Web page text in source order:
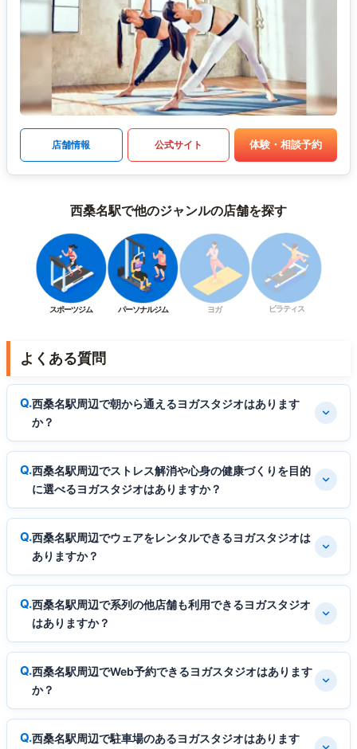
店舗情報 公式サイト 体験・相談予約
西桑名駅で他のジャンルの店舗を探す
スポーツジム パーソナルジム ヨガ ピラティス
よくある質問
西桑名駅周辺で朝から通えるヨガスタジオはあります
か？
西桑名駅周辺でストレス解消や心身の健康づくりを目的
に選べるヨガスタジオはありますか？
西桑名駅周辺でウェアをレンタルできるヨガスタジオは
ありますか？
西桑名駅周辺で系列の他店舗も利用できるヨガスタジオ
はありますか？
西桑名駅周辺でWeb予約できるヨガスタジオはあります
か？
西桑名駅周辺で駐車場のあるヨガスタジオはあります